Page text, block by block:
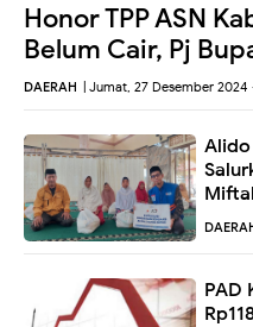
Honor TPP ASN
Belum Cair, Pj
DAERAH | Jumat, 27 Desember 2024
Alido
PAD